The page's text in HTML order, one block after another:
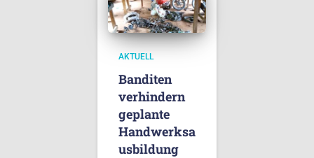
AKTUELL
Banditen
verhindern
geplante
Handwerksa
usbildung